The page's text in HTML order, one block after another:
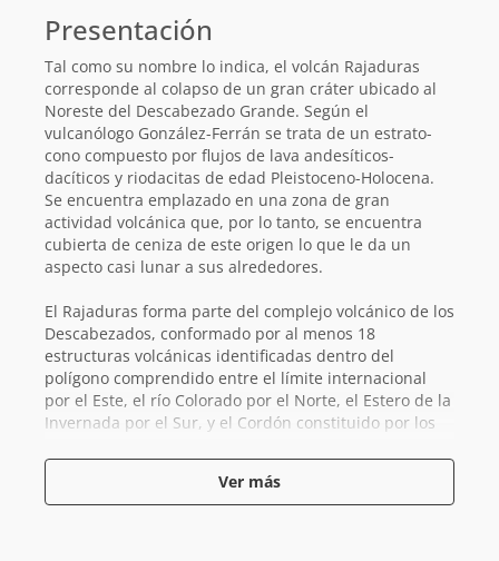
básica
Presentación
Tal como su nombre lo indica, el volcán Rajaduras
corresponde al colapso de un gran cráter ubicado al
Noreste del Descabezado Grande. Según el
vulcanólogo González-Ferrán se trata de un estrato-
cono compuesto por flujos de lava andesíticos-
dacíticos y riodacitas de edad Pleistoceno-Holocena.
Se encuentra emplazado en una zona de gran
actividad volcánica que, por lo tanto, se encuentra
cubierta de ceniza de este origen lo que le da un
aspecto casi lunar a sus alrededores.
El Rajaduras forma parte del complejo volcánico de los
Descabezados, conformado por al menos 18
estructuras volcánicas identificadas dentro del
polígono comprendido entre el límite internacional
por el Este, el río Colorado por el Norte, el Estero de la
Invernada por el Sur, y el Cordón constituido por los
Picazo por el Oeste.
A la fecha sólo se sabe de dos ascensos a este volcán.
Ver más